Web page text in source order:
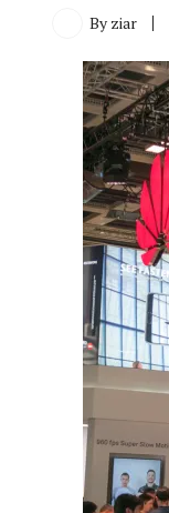
By ziar